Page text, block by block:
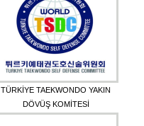
TÜRKİYE TAEKWONDO YAKIN
DÖVÜŞ KOMİTESİ